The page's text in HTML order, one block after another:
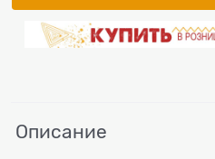
Описание